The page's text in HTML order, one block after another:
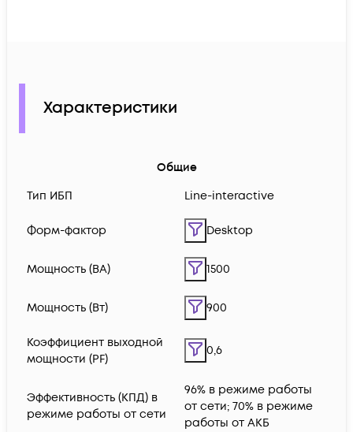
Характеристики
Общие
Тип ИБП
Line-interactive
Форм-фактор Desktop
Мощность (ВА) 1500
Мощность (Вт) 900
Коэффициент выходной
мощности (PF)
0,6
Эффективность (КПД) в
режиме работы от сети
96% в режиме работы
от сети; 70% в режиме
работы от АКБ